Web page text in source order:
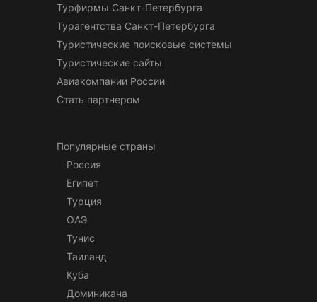
Турфирмы Санкт-Петербурга
Турагентства Санкт-Петербурга
Туристические поисковые системы
Туристические сайты
Авиакомпании России
Стать партнером
Популярные страны
Россия
Египет
Турция
ОАЭ
Тунис
Таиланд
Куба
Доминикана